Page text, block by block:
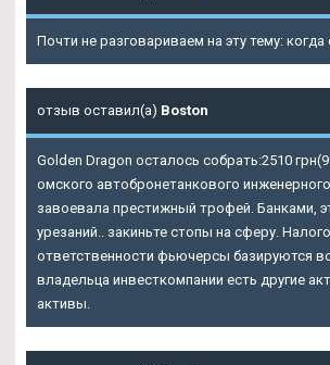
Почти не разговариваем на эту тему: когда
отзыв оставил(а) Boston
Golden Dragon осталось собрать:2510
омского автобронетанкового
завоевала престижный трофей. Банками,
урезаний.. закиньте стопы на сферу.
ответственности фьючерсы базируются
владельца инвесткомпании есть другие
активы.